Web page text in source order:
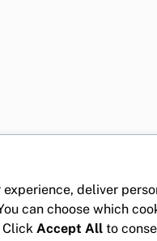
deliver
can choose which
Click Accept All to